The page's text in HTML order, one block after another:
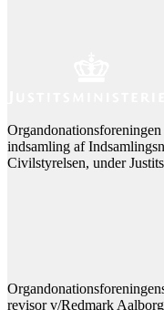
indsamling af
Civilstyrelsen, under
revisor v/Redmark